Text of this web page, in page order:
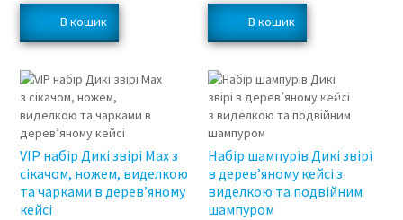
VIP набір Дикі звірі Max з
сікачом, ножем, виделкою
та чарками в дерев’яному
кейсі
3%
Набір шампурів Дикі звірі
в дерев’яному кейсі з
виделкою та подвійним
шампуром